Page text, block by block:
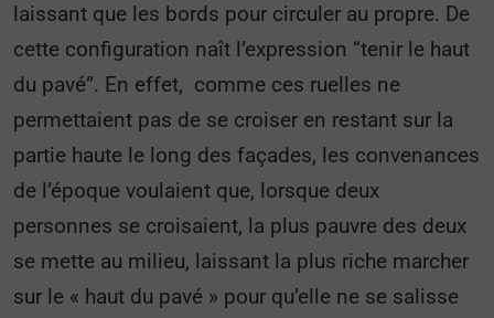
laissant que les bords pour circuler au propre. De
cette configuration naît l’expression “tenir le haut
du pavé”. En effet, comme ces ruelles ne
permettaient pas de se croiser en restant sur la
partie haute le long des façades, les convenances
de l’époque voulaient que, lorsque deux
personnes se croisaient, la plus pauvre des deux
se mette au milieu, laissant la plus riche marcher
sur le « haut du pavé » pour qu’elle ne se salisse